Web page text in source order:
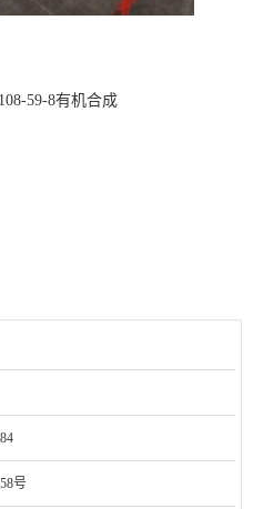
59-8有机合成
号